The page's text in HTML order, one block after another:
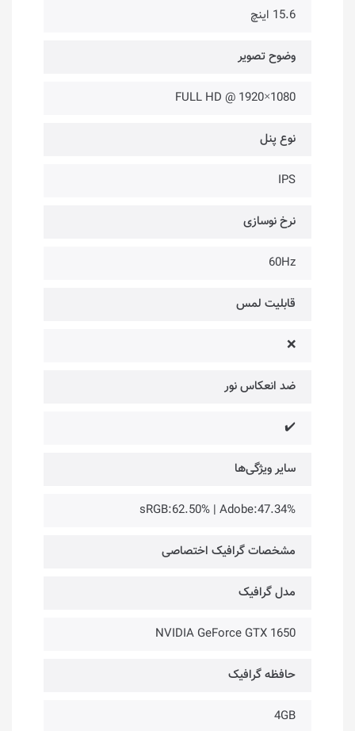
15.6 اینچ
وضوح تصویر
1080×1920 @ FULL HD
نوع پنل
IPS
نرخ نوسازی
60Hz
قابلیت لمس
❌
ضد انعکاس نور
✔️
سایر ویژگی‌ها
sRGB:62.50% | Adobe:47.34%
مشخصات گرافیک اختصاصی
مدل گرافیک
NVIDIA GeForce GTX 1650
حافظه گرافیک
4GB